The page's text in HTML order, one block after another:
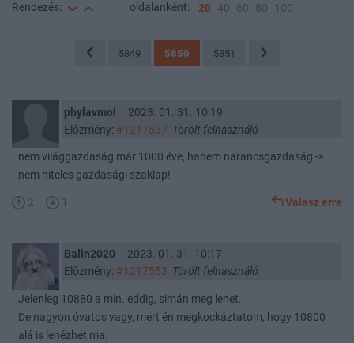
Rendezés: oldalanként: 20 40 60 80 100
5849 5850 5851
phylavmol
2023. 01. 31. 10:19
Előzmény: #1217537 Törölt felhasználó
nem világgazdaság már 1000 éve, hanem narancsgazdaság ->
nem hiteles gazdasági szaklap!
2 1 Válasz erre
Balin2020
2023. 01. 31. 10:17
Előzmény: #1217553 Törölt felhasználó
Jelenleg 10880 a min. eddig, simán meg lehet.
De nagyon óvatos vagy, mert én megkockáztatom, hogy 10800
alá is lenézhet ma.